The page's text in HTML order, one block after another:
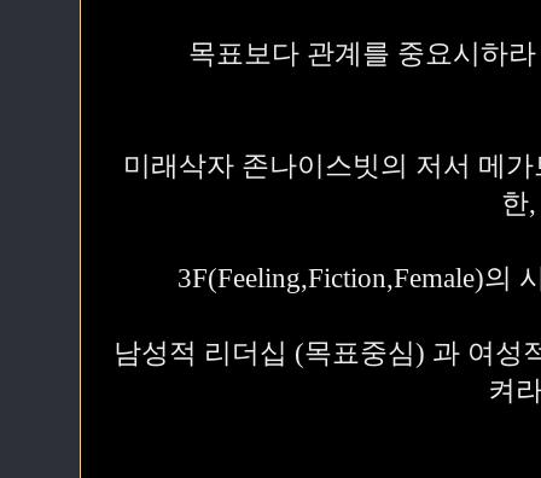
목표보다 관계를 중요시하
미래삭자 존나이스빗의 저서 메
한,
3F(Feeling,Fiction,Female)의
남성적 리더십 (목표중심) 과 여성
켜